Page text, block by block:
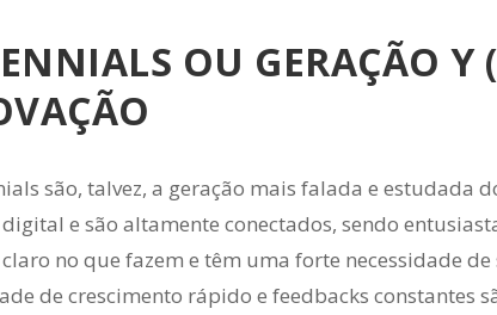
OU GERAÇÃO Y
são, talvez, a geração mais falada e estudada
e são altamente conectados, sendo
no que fazem e têm uma forte necessidade
de crescimento rápido e feedbacks constantes